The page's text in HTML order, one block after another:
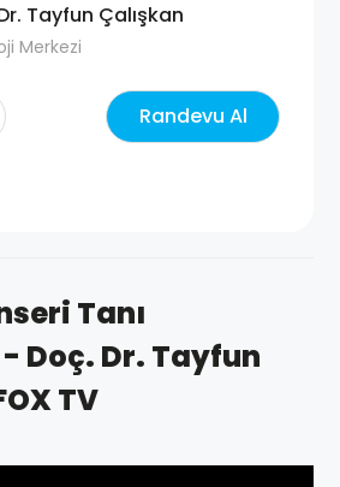
Tayfun Çalışkan
Merkezi
Randevu Al
Tanı
Doç. Dr. Tayfun
TV